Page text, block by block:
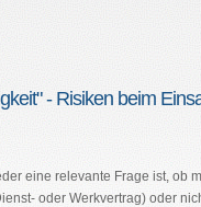
- Risiken beim
eine relevante Frage ist, ob
oder Werkvertrag) oder